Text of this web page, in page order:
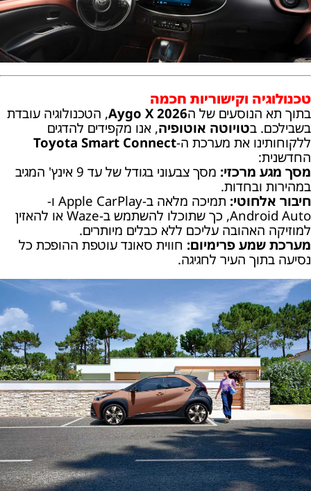
טכנולוגיה וקישוריות חכמה
בתוך תא הנוסעים של הAygo X 2026, הטכנולוגיה עובדת
בשבילכם. בטויוטה אוטופיה, אנו מקפידים להדגים
ללקוחותינו את מערכת ה-Toyota Smart Connect
החדשנית:
מסך מגע מרכזי:
מסך צבעוני בגודל של עד 9 אינץ' המגיב
במהירות ובחדות.
חיבור אלחוטי:
תמיכה מלאה ב-Apple CarPlay ו-
Android Auto, כך שתוכלו להשתמש ב-Waze או להאזין
למוזיקה האהובה עליכם ללא כבלים מיותרים.
מערכת שמע פרימיום: חווית סאונד עוטפת ההופכת כל
נסיעה בתוך העיר לחגיגה.